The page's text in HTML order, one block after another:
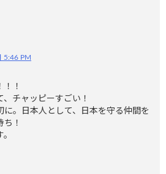
5:46 PM
！
チャッピーすごい！
に。日本人として、日本を守る仲間を
！